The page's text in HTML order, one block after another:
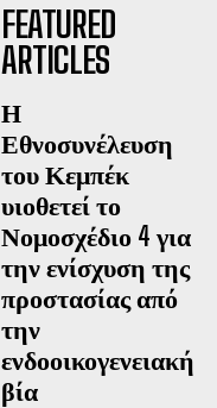
FEATURED
ARTICLES
Η
Εθνοσυνέλευση
του Κεμπέκ
υιοθετεί το
Νομοσχέδιο 4 για
την ενίσχυση της
προστασίας από
την
ενδοοικογενειακή
βία